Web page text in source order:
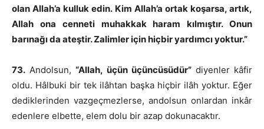
olan Allah’a kulluk edin. Kim Allah’a ortak koşarsa, artık,
Allah ona cenneti muhakkak haram kılmıştır. Onun
barınağı da ateştir. Zalimler için hiçbir yardımcı yoktur.”
73. Andolsun,“Allah, üçün üçüncüsüdür”diyenler kâfir
oldu. Hâlbuki bir tek ilâhtan başka hiçbir ilâh yoktur. Eğer
dediklerinden vazgeçmezlerse, andolsun onlardan inkâr
edenlere elbette, elem dolu bir azap dokunacaktır.